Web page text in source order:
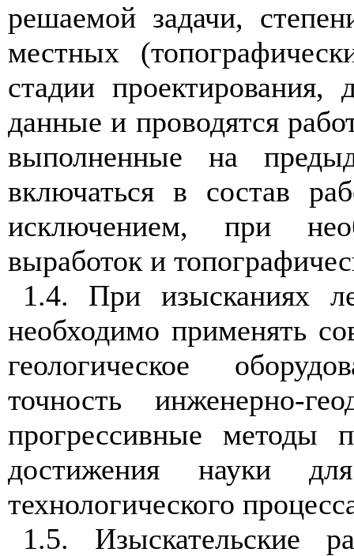
решаемой задачи, степен
местных (топографичес
стадии проектирования,
данные и проводятся
выполненные на
включаться в состав
исключением, при нео
выработок и топографичес
1.4. Приизысканиях л
необходимо применять со
геологическое
точность инженерно-г
прогрессивные методы
достижения наукидля
технологического процес
1.5. Изыскательские